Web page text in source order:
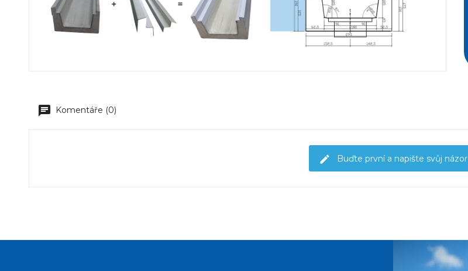
Komentáře (0)
Buďte první a napište svůj názor